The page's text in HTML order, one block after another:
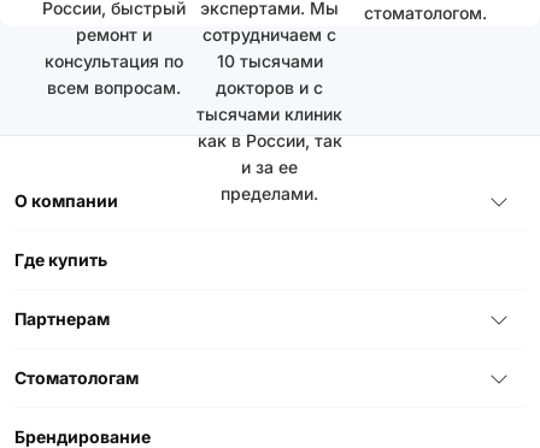
России, быстрый
ремонт и
консультация по
всем вопросам.
экспертами. Мы
сотрудничаем с
10 тысячами
докторов и с
тысячами клиник
как в России, так
и за ее
пределами.
стоматологом.
О компании
Где купить
Партнерам
Стоматологам
Брендирование